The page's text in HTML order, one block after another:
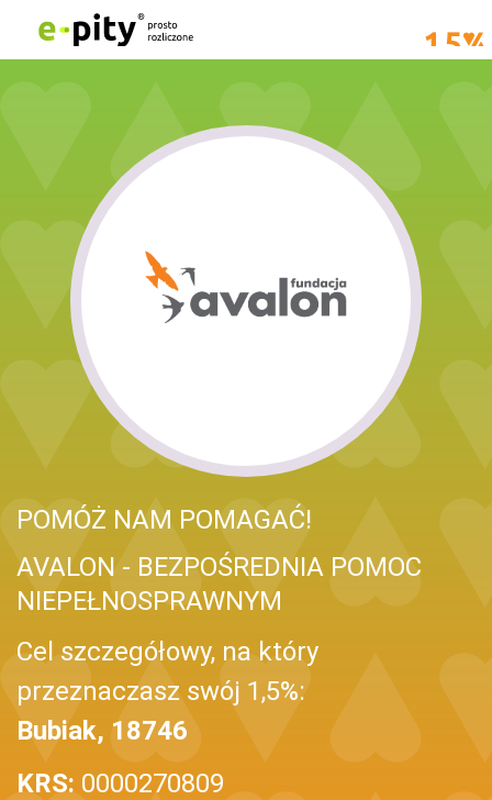
POMÓŻ NAM POMAGAĆ!
AVALON - BEZPOŚREDNIA POMOC
NIEPEŁNOSPRAWNYM
Cel szczegółowy, na który
przeznaczasz swój 1,5%:
Bubiak, 18746
KRS: 0000270809